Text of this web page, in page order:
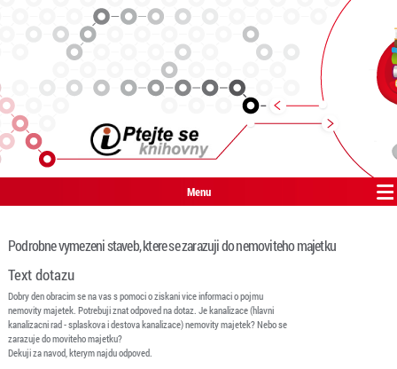
Menu
Podrobne vymezeni staveb, ktere se zarazuji do nemoviteho majetku
Text dotazu
Dobry den obracim se na vas s pomoci o ziskani vice informaci o pojmu
nemovity majetek. Potrebuji znat odpoved na dotaz. Je kanalizace (hlavni
kanalizacni rad - splaskova i destova kanalizace) nemovity majetek? Nebo se
zarazuje do moviteho majetku?
Dekuji za navod, kterym najdu odpoved.